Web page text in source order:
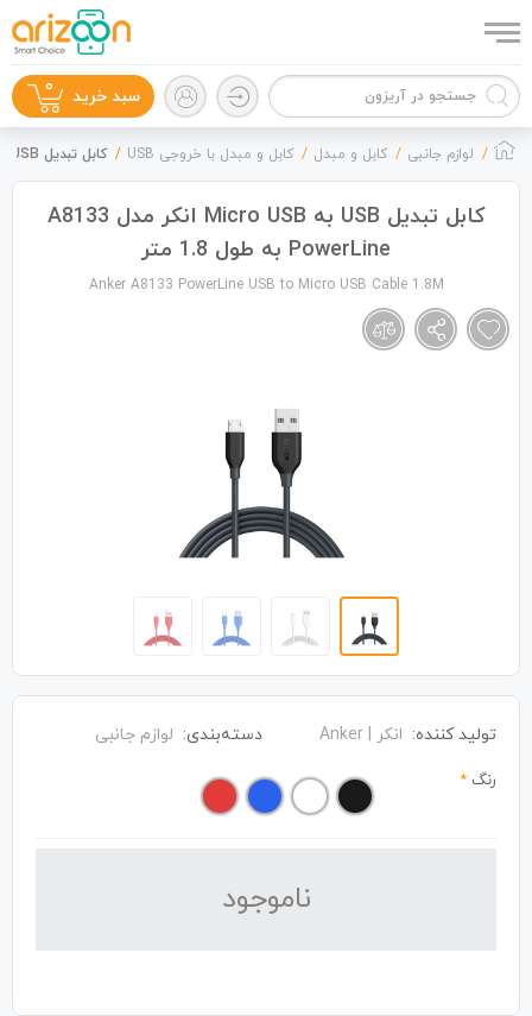
سبد خرید 0
لوازم جانبی کابل و مبدل کابل و مبدل با خروجی USB کابل تبدیل USB به Micro USB انکر مدل A8133 PowerLine به طول 1.8 متر
کابل تبدیل USB به Micro USB انکر مدل A8133
PowerLine به طول 1.8 متر
Anker A8133 PowerLine USB to Micro USB Cable 1.8M
تولید کننده: انکر | Anker دسته‌بندی: لوازم جانبی
رنگ *
نا‌موجود